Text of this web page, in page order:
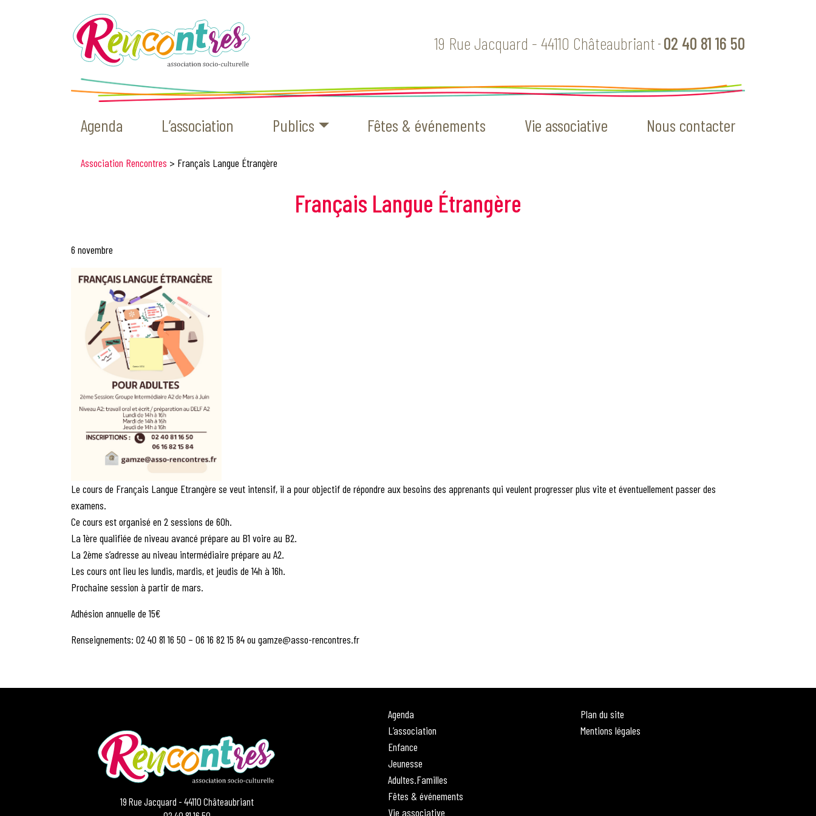
19 Rue Jacquard - 44110 Châteaubriant - 02 40 81 16 50
Agenda L’association Publics Fêtes & événements Vie associative Nous contacter
Association Rencontres > Français Langue Étrangère
Français Langue Étrangère
6 novembre
Le cours de Français Langue Etrangère se veut intensif, il a pour objectif de répondre aux besoins des apprenants qui veulent progresser plus vite et éventuellement passer des
examens.
Ce cours est organisé en 2 sessions de 60h.
La 1ère qualifiée de niveau avancé prépare au B1 voire au B2.
La 2ème s’adresse au niveau intermédiaire prépare au A2.
Les cours ont lieu les lundis, mardis, et jeudis de 14h à 16h.
Prochaine session à partir de mars.
Adhésion annuelle de 15€
Renseignements: 02 40 81 16 50 – 06 16 82 15 84 ou gamze@asso-rencontres.fr
19 Rue Jacquard - 44110 Châteaubriant
Agenda
L’association
Enfance
Jeunesse
Adultes.Familles
Fêtes & événements
Vie associative
Plan du site
Mentions légales